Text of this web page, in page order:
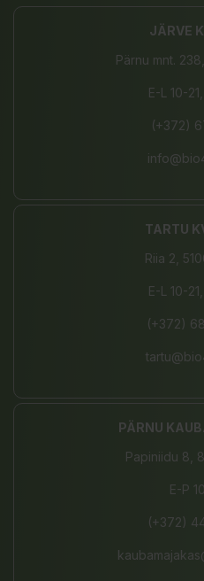
JÄRVE
Pärnu mnt.
E-L 10-
(+372)
TARTU
Riia 2,
E-L 10-
(+372)
PÄRNU
Papiniidu 8,
E-P
(+372)